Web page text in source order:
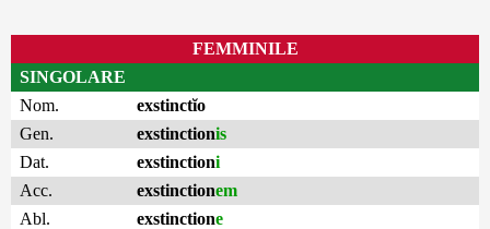
FEMMINILE
SINGOLARE
Nom.
exstinctĭo
Gen.
exstinctionis
Dat.
exstinctioni
Acc.
exstinctionem
Abl.
exstinctione